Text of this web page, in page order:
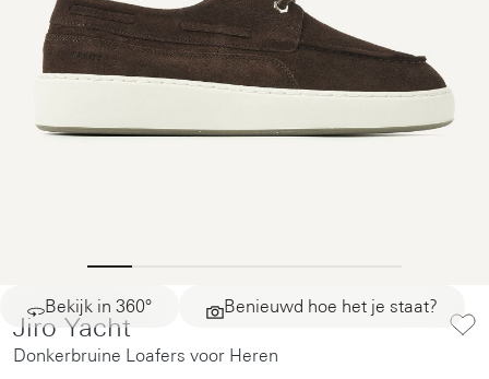
Bekijk in 360° Benieuwd hoe het je staat?
Jiro Yacht
Donkerbruine Loafers voor Heren